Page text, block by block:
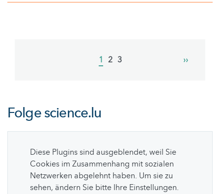
Current
1 Page
2 Page
3
Next
››
Folgescience.lu
Diese Plugins sind ausgeblendet, weil Sie
Cookies im Zusammenhang mit sozialen
Netzwerken abgelehnt haben. Um sie zu
sehen, ändern Sie bitte Ihre Einstellungen.